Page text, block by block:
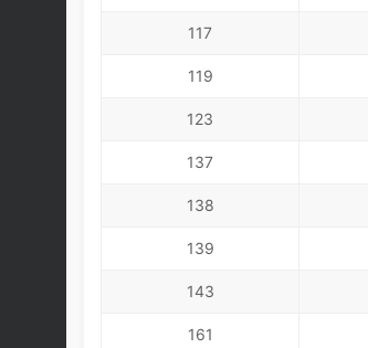
117
119
123
137
138
139
143
161